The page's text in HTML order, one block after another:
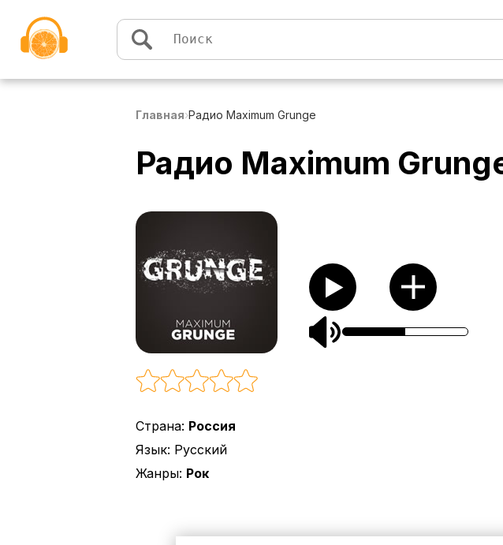
Главная›Радио Maximum Grunge
Радио Maximum
Страна: Россия
Язык: Русский
Жанры: Рок